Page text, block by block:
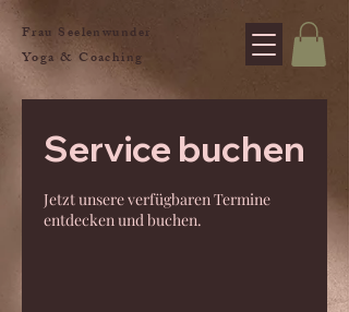
Frau Seelenwunder
Yoga & Coaching
Service buchen
Jetzt unsere verfügbaren Termine
entdecken und buchen.